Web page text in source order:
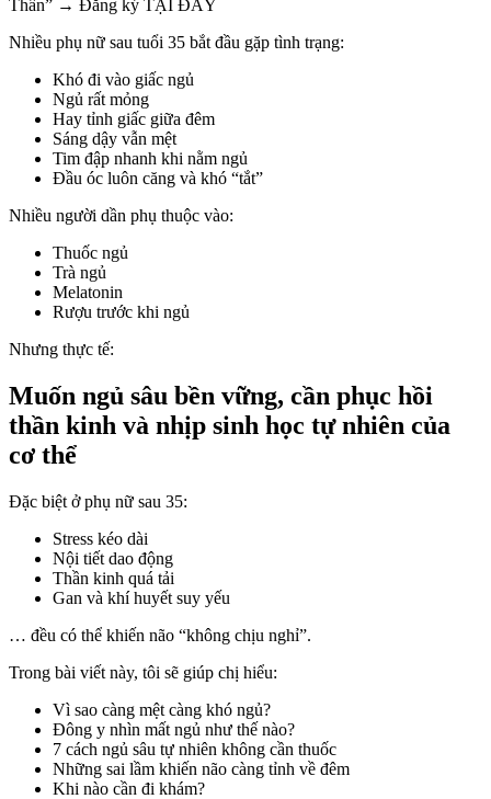
Thần” → Đăng ký TẠI ĐÂY
Nhiều phụ nữ sau tuổi 35 bắt đầu gặp tình trạng:
Khó đi vào giấc ngủ
Ngủ rất mỏng
Hay tỉnh giấc giữa đêm
Sáng dậy vẫn mệt
Tim đập nhanh khi nằm ngủ
Đầu óc luôn căng và khó “tắt”
Nhiều người dần phụ thuộc vào:
Thuốc ngủ
Trà ngủ
Melatonin
Rượu trước khi ngủ
Nhưng thực tế:
Muốn ngủ sâu bền vững, cần phục hồi
thần kinh và nhịp sinh học tự nhiên của
cơ thể
Đặc biệt ở phụ nữ sau 35:
Stress kéo dài
Nội tiết dao động
Thần kinh quá tải
Gan và khí huyết suy yếu
… đều có thể khiến não “không chịu nghỉ”.
Trong bài viết này, tôi sẽ giúp chị hiểu:
Vì sao càng mệt càng khó ngủ?
Đông y nhìn mất ngủ như thế nào?
7 cách ngủ sâu tự nhiên không cần thuốc
Những sai lầm khiến não càng tỉnh về đêm
Khi nào cần đi khám?